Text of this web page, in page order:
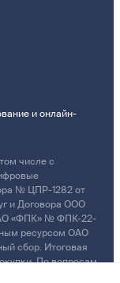
и онлайн-
числе с
№ ЦПР-1282 от
и Договора ООО
«ФПК» № ФПК-22-
ресурсом ОАО
сбор. Итоговая
По вопросам